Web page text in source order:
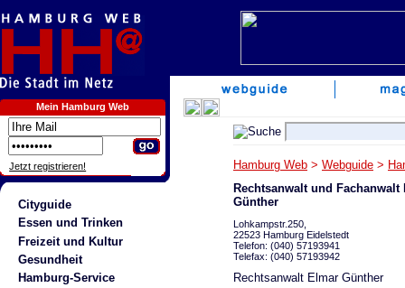
Mein Hamburg Web
Jetzt registrieren!
Cityguide
Essen und Trinken
Freizeit und Kultur
Gesundheit
Hamburg-Service
Hamburg Web > Webguide >
Rechtsanwalt und Fachanwalt
Günther
Lohkampstr.250,
22523 Hamburg Eidelstedt
Telefon: (040) 57193941
Telefax: (040) 57193942
Rechtsanwalt Elmar Günther